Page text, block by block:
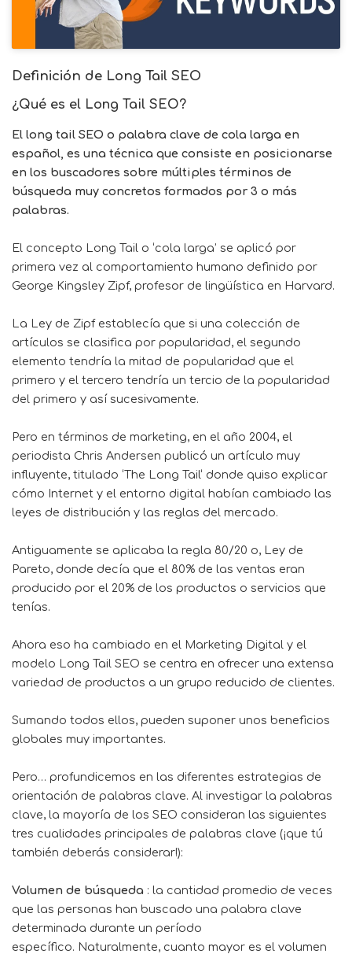
Definición de Long Tail SEO
¿Qué es el Long Tail SEO?
El long tail SEO o palabra clave de cola larga en
español, es una técnica que consiste en posicionarse
en los buscadores sobre múltiples términos de
búsqueda muy concretos formados por 3 o más
palabras.
El concepto Long Tail o ‘cola larga’ se aplicó por
primera vez al comportamiento humano definido por
George Kingsley Zipf, profesor de lingüística en Harvard.
La Ley de Zipf establecía que si una colección de
artículos se clasifica por popularidad, el segundo
elemento tendría la mitad de popularidad que el
primero y el tercero tendría un tercio de la popularidad
del primero y así sucesivamente.
Pero en términos de marketing, en el año 2004, el
periodista Chris Andersen publicó un artículo muy
influyente, titulado ‘The Long Tail‘ donde quiso explicar
cómo Internet y el entorno digital habían cambiado las
leyes de distribución y las reglas del mercado.
Antiguamente se aplicaba la regla 80/20 o, Ley de
Pareto, donde decía que el 80% de las ventas eran
producido por el 20% de los productos o servicios que
tenías.
Ahora eso ha cambiado en el Marketing Digital y el
modelo Long Tail SEO se centra en ofrecer una extensa
variedad de productos a un grupo reducido de clientes.
Sumando todos ellos, pueden suponer unos beneficios
globales muy importantes.
Pero… profundicemos en las diferentes estrategias de
orientación de palabras clave. Al investigar la palabras
clave, la mayoría de los SEO consideran las siguientes
tres cualidades principales de palabras clave (¡que tú
también deberás considerar!):
Volumen de búsqueda : la cantidad promedio de veces
que las personas han buscado una palabra clave
determinada durante un período
específico. Naturalmente, cuanto mayor es el volumen